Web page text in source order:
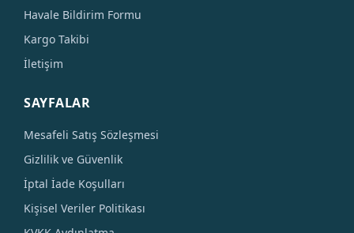
Havale Bildirim Formu
Kargo Takibi
İletişim
SAYFALAR
Mesafeli Satış Sözleşmesi
Gizlilik ve Güvenlik
İptal İade Koşulları
Kişisel Veriler Politikası